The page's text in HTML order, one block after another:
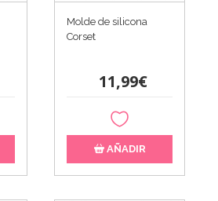
Molde de silicona
Corset
11,99€
AÑADIR